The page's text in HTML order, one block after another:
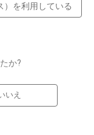
）を利用している
か?
いえ